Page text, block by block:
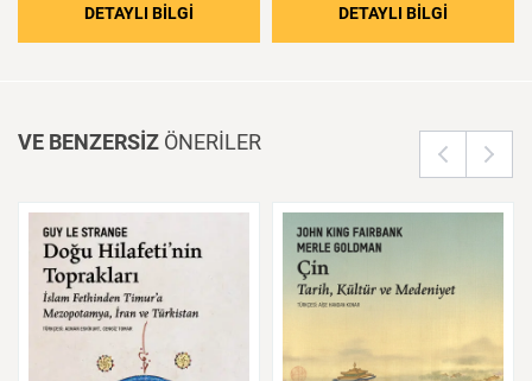
DETAYLI BİLGİ : Kütüphane: Hepsi ve Çok Daha Fazlası!
DETAYLI BİLGİ
VE BENZERSİZ ÖNERİLER